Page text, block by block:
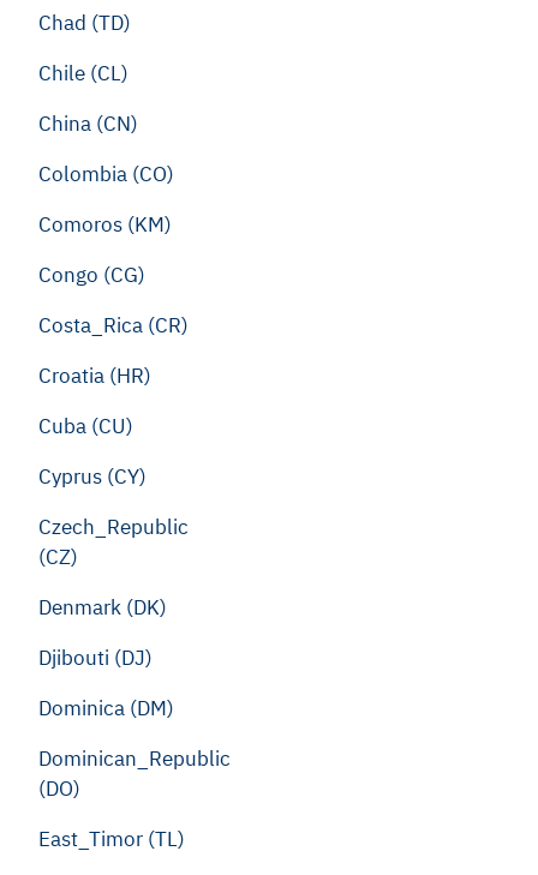
Chad (TD)
Chile (CL)
China (CN)
Colombia (CO)
Comoros (KM)
Congo (CG)
Costa_Rica (CR)
Croatia (HR)
Cuba (CU)
Cyprus (CY)
Czech_Republic
(CZ)
Denmark (DK)
Djibouti (DJ)
Dominica (DM)
Dominican_Republic
(DO)
East_Timor (TL)